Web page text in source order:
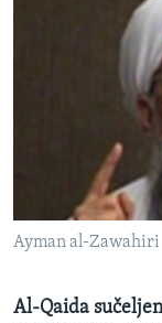
SLOBODA MEDIJA
ŽENSKA STRANA
IZBJEGLIČKA
O GLASU
Learning English
Ayman al-Zawahiri
Al-Qaida